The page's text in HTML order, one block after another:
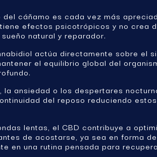
cáñamo es cada vez más
efectos psicotrópicos y no crea
natural y reparador.
actúa directamente sobre el
el equilibrio global del
ansiedad o los despertares
del reposo reduciendo
lentas, el CBD contribuye a
de acostarse, ya sea en forma
en una rutina pensada para